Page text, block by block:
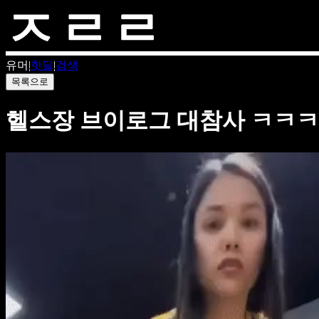
유머 |핫딜|검색
목록으로
헬스장 브이로그 대참사 ㅋㅋ